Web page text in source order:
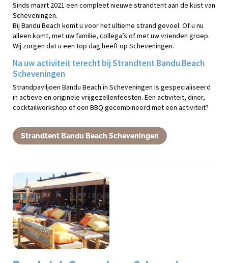
Sinds maart 2021 een compleet nieuwe strandtent aan de kust van
Scheveningen.
Bij Bandu Beach komt u voor het ultieme strand gevoel. Of u nu
alleen komt, met uw familie, collega’s of met uw vrienden groep.
Wij zorgen dat u een top dag heeft op Scheveningen.
Na uw activiteit terecht bij Strandtent Bandu Beach
Scheveningen
Strandpaviljoen Bandu Beach in Scheveningen is gespecialiseerd
in actieve en originele vrijgezellenfeesten. Een activiteit, diner,
cocktailworkshop of een BBQ gecombineerd met een activiteit?
Strandtent Bandu Beach Scheveningen